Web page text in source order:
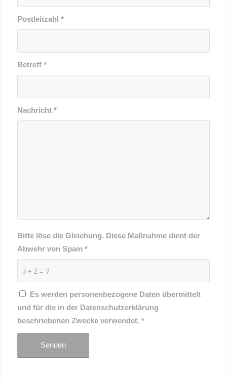
Postleitzahl *
Betreff *
Nachricht *
3 + 2 = ?
Bitte löse die Gleichung. Diese Maßnahme dient der
Abwehr von Spam *
Es werden personenbezogene Daten übermittelt
und für die in der Datenschutzerklärung
beschriebenen Zwecke verwendet. *